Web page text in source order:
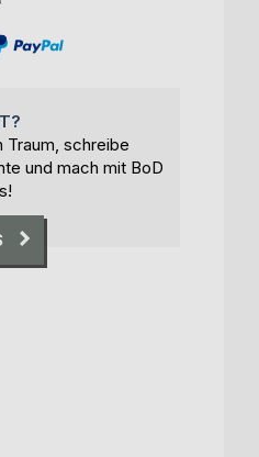
Traum, schreibe
und mach mit BoD